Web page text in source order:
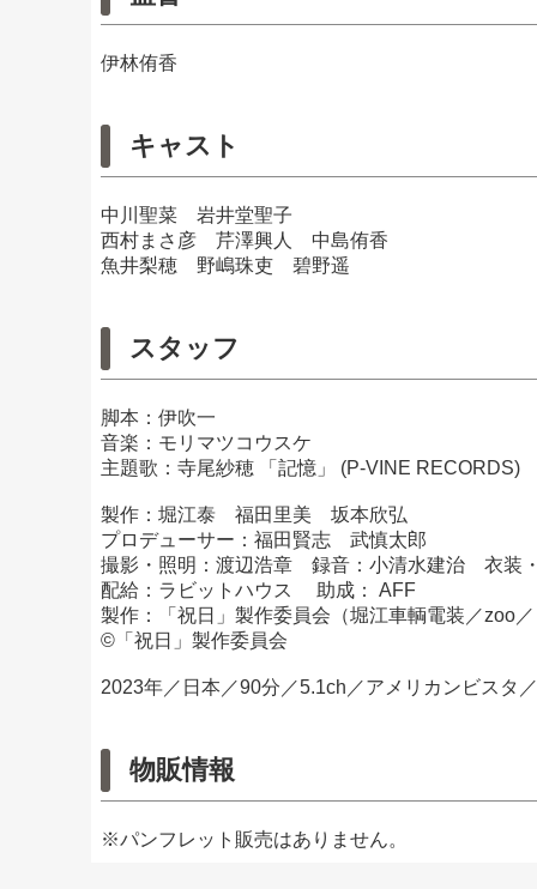
伊林侑香
キャスト
中川聖菜 岩井堂聖子
西村まさ彦 芹澤興人 中島侑香
魚井梨穂 野嶋珠吏 碧野遥
スタッフ
脚本：伊吹一
音楽：モリマツコウスケ
主題歌：寺尾紗穂 「記憶」 (P-VINE RECORDS)
製作：堀江泰 福田里美 坂本欣弘
プロデューサー：福田賢志 武慎太郎
撮影・照明：渡辺浩章 録音：小清水建治 衣装
配給：ラビットハウス 助成： AFF
製作：「祝日」製作委員会（堀江車輌電装／
©「祝日」製作委員会
2023年／日本／90分／5.1ch／アメリカンビスタ
物販情報
※パンフレット販売はありません。